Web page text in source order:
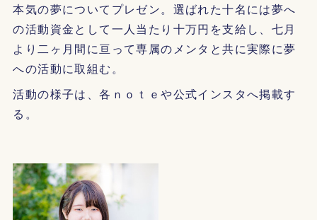
本気の夢についてプレゼン。選ばれた十名には夢へ
の活動資金として一人当たり十万円を支給し、七月
より二ヶ月間に亘って専属のメンタと共に実際に夢
への活動に取組む。
活動の様子は、各ｎｏｔｅや公式インスタへ掲載す
る。